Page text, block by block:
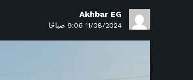
Akhbar EG
11/08/2024 9:06 صباحًا